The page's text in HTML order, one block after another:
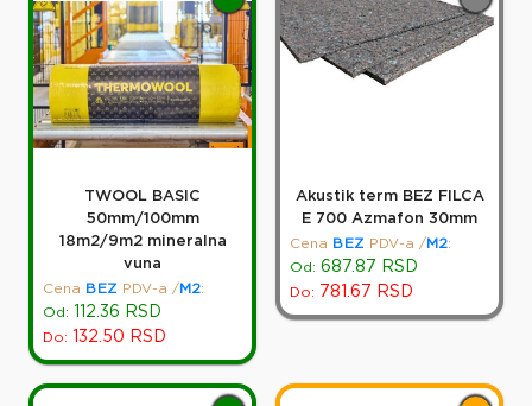
TWOOL BASIC
50mm/100mm
18m2/9m2 mineralna
vuna
Cena
BEZ PDV-a / M2:
Od:
112.36 RSD
Do: 132.50 RSD
Akustik term BEZ FILCA
E 700 Azmafon 30mm
Cena
BEZ PDV-a / M2:
Od: 687.87 RSD
Do: 781.67 RSD